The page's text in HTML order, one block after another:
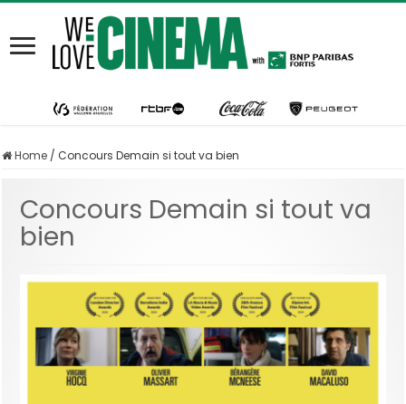
Home / Concours Demain si tout va bien
Concours Demain si tout va
bien